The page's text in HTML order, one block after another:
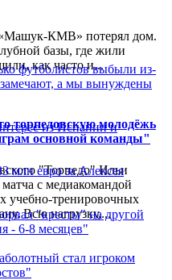
КМВ» потерял дом.
базы, где жили
как часто и...
торпедовскую молодёжь
основной команды"
"Торпедо" Ильи
с медиакомандой
тренировочных
Всю нагрузку,...
футболистов выбыли из-
замечают, а мы вынуждены
из Испании и
млн евро за Алексея
"кресты" на другой
- 6-8 месяцев"
стал игроком